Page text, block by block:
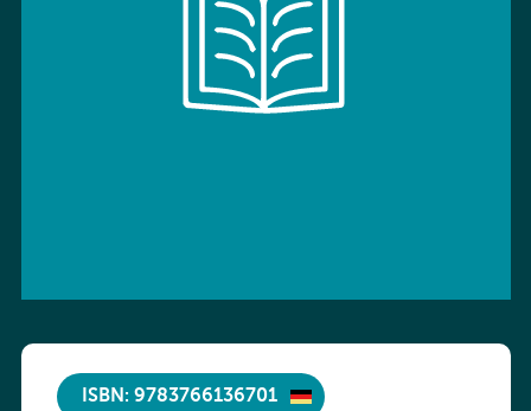
ISBN: 9783766136701